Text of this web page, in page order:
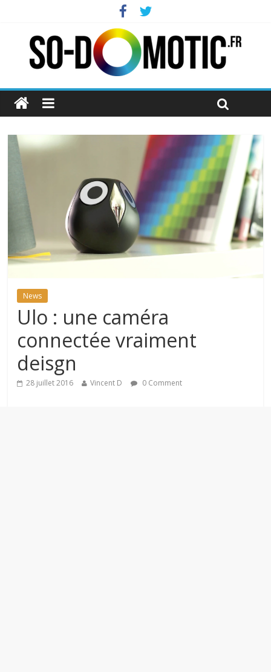
News
Ulo : une caméra
connectée vraiment
deisgn
28 juillet 2016 Vincent D 0 Comment